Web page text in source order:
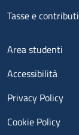
Tasse e contributi
Menu footer 3
Area studenti
Accessibilità
Privacy Policy
Cookie Policy